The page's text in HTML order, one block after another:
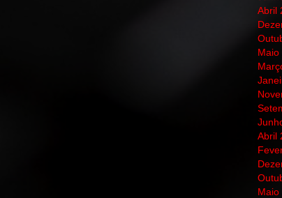
Abril
Maio
Abril
Maio